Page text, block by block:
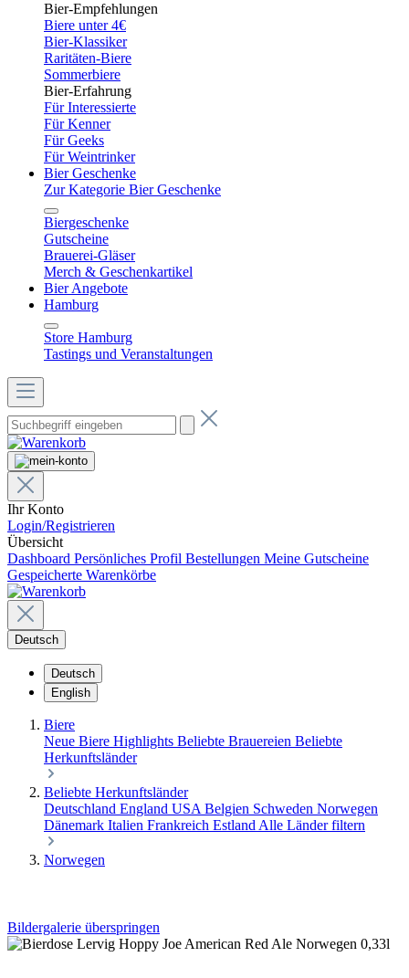
Bier-Empfehlungen
Biere unter 4€
Bier-Klassiker
Raritäten-Biere
Sommerbiere
Bier-Erfahrung
Für Interessierte
Für Kenner
Für Geeks
Für Weintrinker
Bier Geschenke
Zur Kategorie Bier Geschenke
Biergeschenke
Gutscheine
Brauerei-Gläser
Merch & Geschenkartikel
Bier Angebote
Hamburg
Store Hamburg
Tastings und Veranstaltungen
Ihr Konto
Login/Registrieren
Übersicht
Dashboard Persönliches Profil Bestellungen Meine Gutscheine
Gespeicherte Warenkörbe
Deutsch
Deutsch
English
Biere
Neue Biere Highlights Beliebte Brauereien Beliebte
Herkunftsländer
Beliebte Herkunftsländer
Deutschland England USA Belgien Schweden Norwegen
Dänemark Italien Frankreich Estland Alle Länder filtern
Norwegen
Bildergalerie überspringen